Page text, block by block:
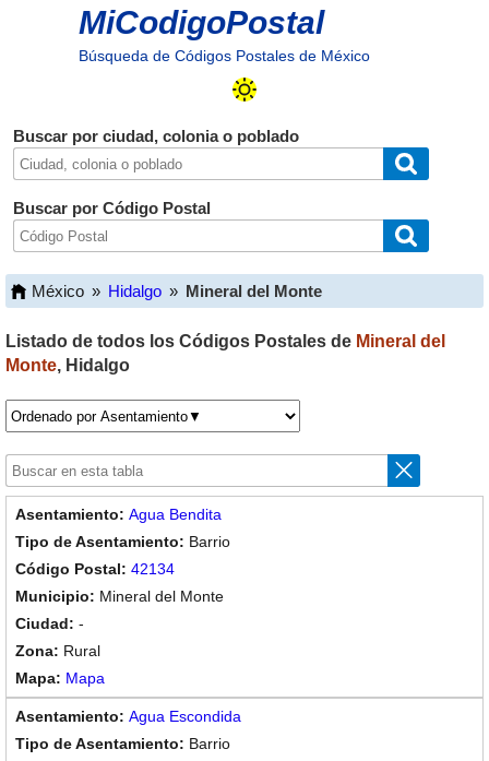
MiCodigoPostal
Búsqueda de Códigos Postales de México
Buscar por ciudad, colonia o poblado
Buscar por Código Postal
México » Hidalgo » Mineral del Monte
Listado de todos los Códigos Postales de Mineral del
Monte, Hidalgo
Agua Bendita
Barrio
42134
Mineral del Monte
-
Rural
Mapa
Agua Escondida
Barrio